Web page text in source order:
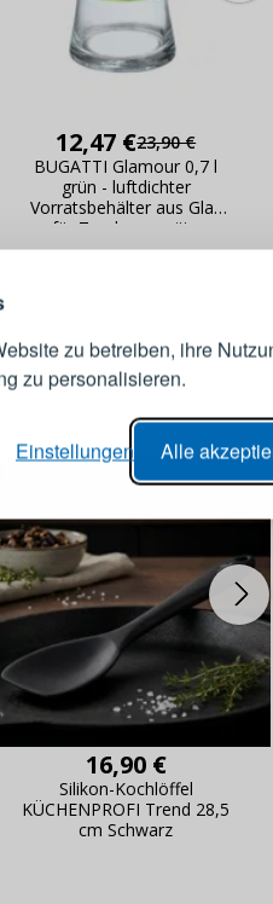
zu betreiben, ihre
zu personalisieren.
Alle
Einstellungen
12,47 €23,90 €
BUGATTI Glamour 0,7 l
grün - luftdichter
Vorratsbehälter aus Glas
für Trockenvorräte
16,90 €
Silikon-Kochlöffel
KÜCHENPROFI Trend 28,5
cm Schwarz
ANMELDEN
E-Mail-Adresse
Passwort